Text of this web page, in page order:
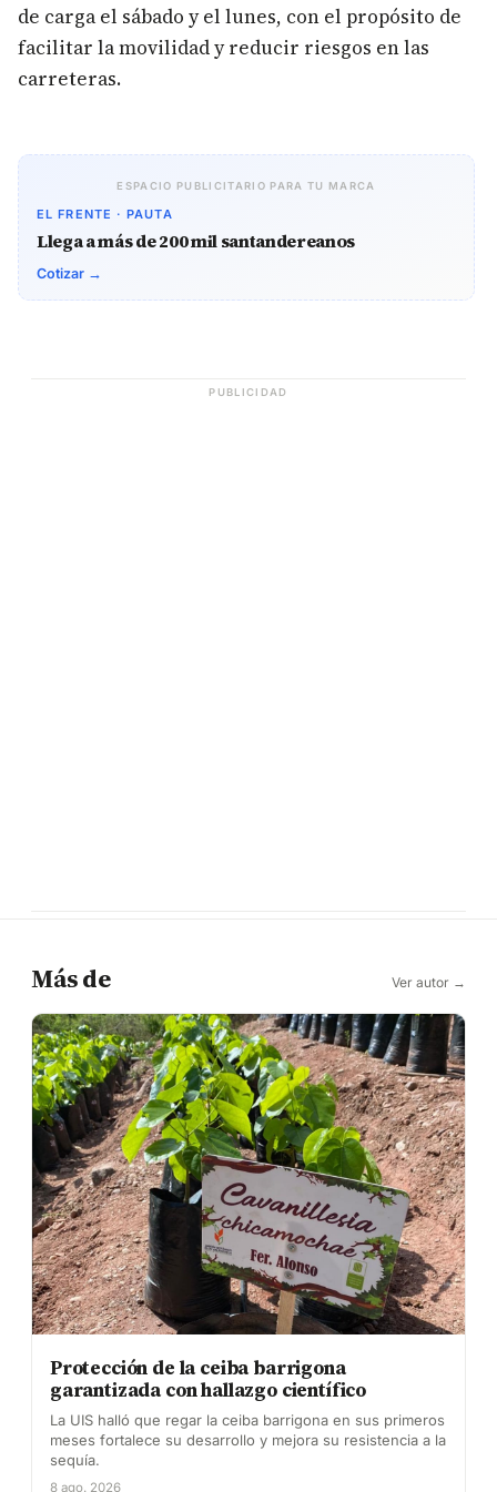
de carga el sábado y el lunes, con el propósito de
facilitar la movilidad y reducir riesgos en las
carreteras.
ESPACIO PUBLICITARIO PARA TU MARCA
EL FRENTE · PAUTA
Llega a más de 200 mil santandereanos
Cotizar →
PUBLICIDAD
Más de Ver autor →
Protección de la ceiba barrigona
garantizada con hallazgo científico
La UIS halló que regar la ceiba barrigona en sus primeros
meses fortalece su desarrollo y mejora su resistencia a la
sequía.
8 ago. 2026